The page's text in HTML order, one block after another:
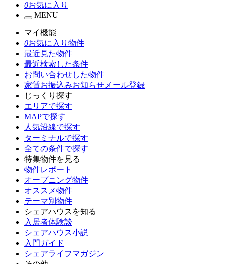
0お気に入り
MENU
マイ機能
0お気に入り物件
最近見た物件
最近検索した条件
お問い合わせした物件
家賃お振込みお知らせメール登録
じっくり探す
エリアで探す
MAPで探す
人気沿線で探す
ターミナルで探す
全ての条件で探す
特集物件を見る
物件レポート
オープニング物件
オススメ物件
テーマ別物件
シェアハウスを知る
入居者体験談
シェアハウス小説
入門ガイド
シェアライフマガジン